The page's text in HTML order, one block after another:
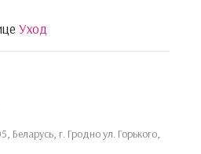
Уход
Беларусь, г. Гродно ул. Горького,